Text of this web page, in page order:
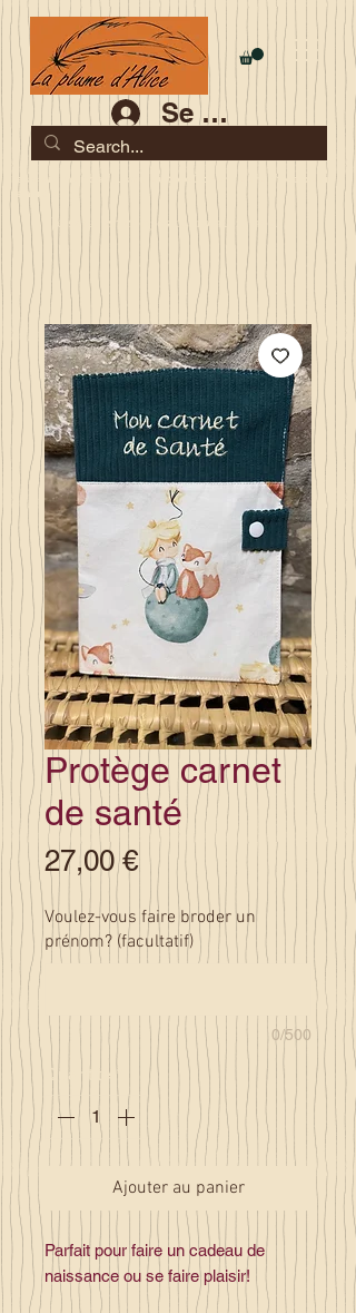
Se connecter
Les commandes jusqu'au 2 août sont garanties pour la
rentrée
Je serai en congés du 10 au 23 août
Protège carnet
de santé
27,00 €Prix
Voulez-vous faire broder un
prénom? (facultatif)
0/500
Quantité *
Ajouter au panier
Parfait pour faire un cadeau de
naissance ou se faire plaisir!